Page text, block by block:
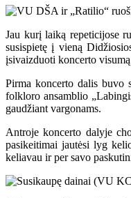
Jau kurį laiką repeticijose
susispietę į vieną
įsivaizduoti koncerto
Pirma koncerto dalis buvo
folkloro ansamblio
gaudžiant vargonams.
Antroje koncerto dalyje
pasikeitimai jautėsi lyg
keliavau ir per savo